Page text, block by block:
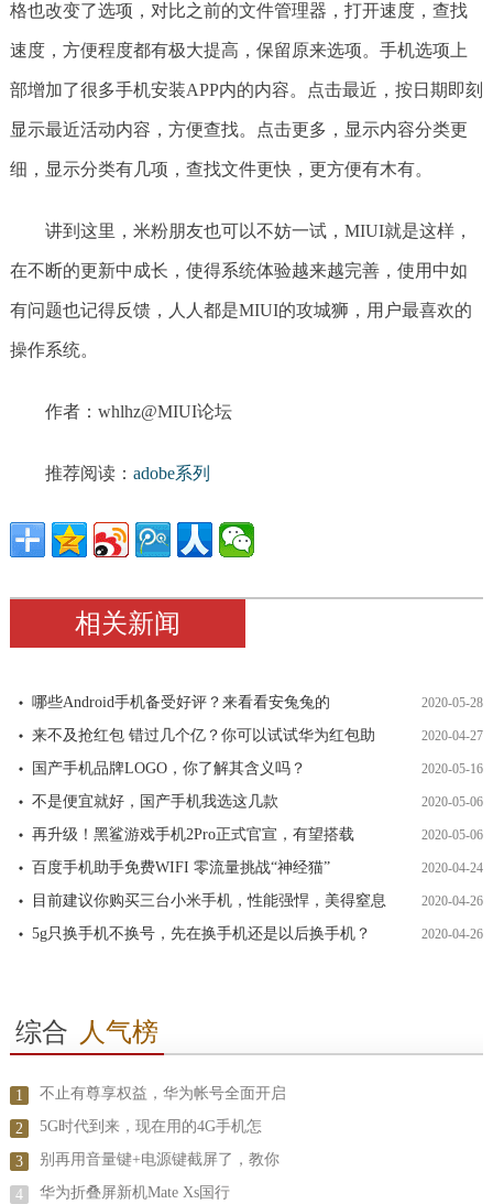
格也改变了选项，对比之前的文件管理器，打开速度，查找
速度，方便程度都有极大提高，保留原来选项。手机选项上
部增加了很多手机安装APP内的内容。点击最近，按日期即刻
显示最近活动内容，方便查找。点击更多，显示内容分类更
细，显示分类有几项，查找文件更快，更方便有木有。
讲到这里，米粉朋友也可以不妨一试，MIUI就是这样，
在不断的更新中成长，使得系统体验越来越完善，使用中如
有问题也记得反馈，人人都是MIUI的攻城狮，用户最喜欢的
操作系统。
作者：whlhz@MIUI论坛
推荐阅读： adobe系列
相关新闻
哪些Android手机备受好评？来看看安兔兔的 2020-05-28
来不及抢红包 错过几个亿？你可以试试华为红包助 2020-04-27
国产手机品牌LOGO，你了解其含义吗？ 2020-05-16
不是便宜就好，国产手机我选这几款 2020-05-06
再升级！黑鲨游戏手机2Pro正式官宣，有望搭载 2020-05-06
百度手机助手免费WIFI 零流量挑战“神经猫” 2020-04-24
目前建议你购买三台小米手机，性能强悍，美得窒息 2020-04-26
5g只换手机不换号，先在换手机还是以后换手机？ 2020-04-26
综合 人气榜
1 不止有尊享权益，华为帐号全面开启
2 5G时代到来，现在用的4G手机怎
3 别再用音量键+电源键截屏了，教你
4 华为折叠屏新机Mate Xs国行